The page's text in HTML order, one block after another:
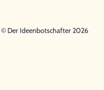
© Der Ideenbotschafter 2026